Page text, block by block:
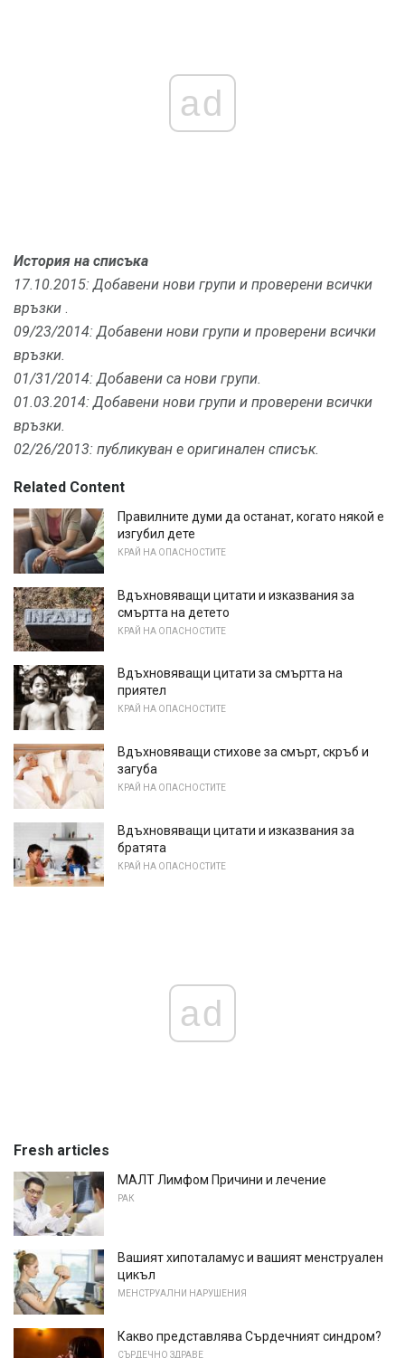
ad
История на списъка
17.10.2015: Добавени нови групи и проверени всички
връзки .
09/23/2014: Добавени нови групи и проверени всички
връзки.
01/31/2014: Добавени са нови групи.
01.03.2014: Добавени нови групи и проверени всички
връзки.
02/26/2013: публикуван е оригинален списък.
Related Content
Правилните думи да останат, когато някой е
изгубил дете
КРАЙ НА ОПАСНОСТИТЕ
Вдъхновяващи цитати и изказвания за
смъртта на детето
КРАЙ НА ОПАСНОСТИТЕ
Вдъхновяващи цитати за смъртта на
приятел
КРАЙ НА ОПАСНОСТИТЕ
Вдъхновяващи стихове за смърт, скръб и
загуба
КРАЙ НА ОПАСНОСТИТЕ
Вдъхновяващи цитати и изказвания за
братята
КРАЙ НА ОПАСНОСТИТЕ
ad
Fresh articles
МАЛТ Лимфом Причини и лечение
РАК
Вашият хипоталамус и вашият менструален
цикъл
МЕНСТРУАЛНИ НАРУШЕНИЯ
Какво представлява Сърдечният синдром?
СЪРДЕЧНО ЗДРАВЕ